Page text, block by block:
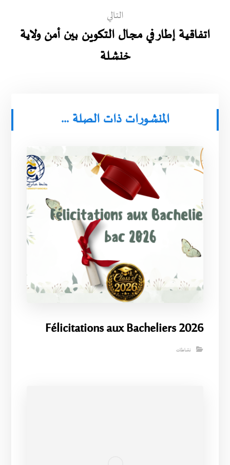
التالي
اتفاقية إطار في مجال التكوين بين أمن ولاية
خنشلة
المنشورات ذات الصلة ...
Félicitations aux Bacheliers 2026
نشاطات